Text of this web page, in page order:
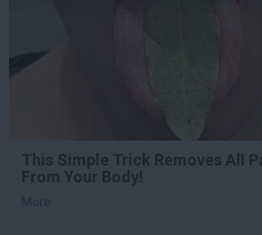
This Simple Trick Removes All
From Your Body!
More